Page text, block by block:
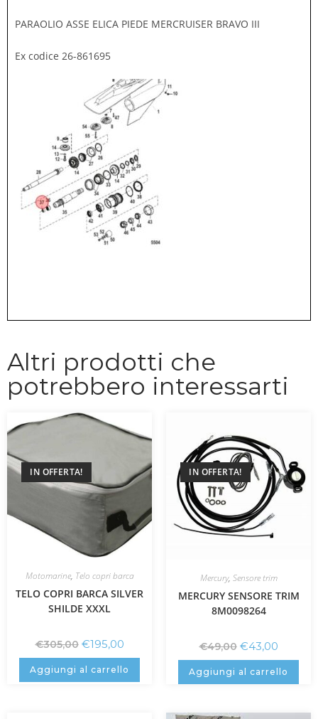
PARAOLIO ASSE ELICA PIEDE MERCRUISER BRAVO III
Ex codice 26-861695
Altri prodotti che
potrebbero interessarti
IN OFFERTA!
Motomarine, Telo copri barca
TELO COPRI BARCA SILVER
SHILDE XXXL
€305,00 €195,00
Aggiungi al carrello
IN OFFERTA!
Mercury, Sensore trim
MERCURY SENSORE TRIM
8M0098264
€49,00 €43,00
Aggiungi al carrello